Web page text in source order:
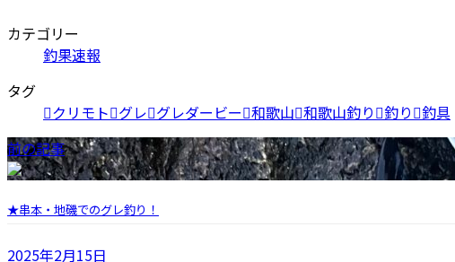
カテゴリー
釣果速報
タグ
クリモト グレ グレダービー 和歌山 和歌山釣り 釣り 釣具
前の記事
★串本・地磯でのグレ釣り！
2025年2月15日